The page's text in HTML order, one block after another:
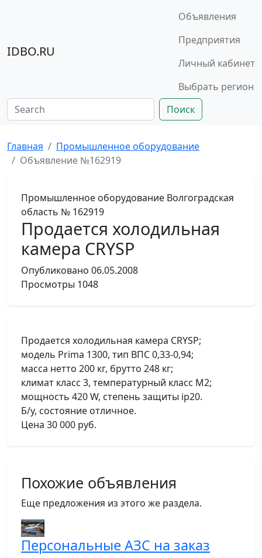
IDBO.RU
Объявления
Предприятия
Личный кабинет
Выбрать регион
Поиск
Главная
Промышленное оборудование
Объявление №162919
Промышленное оборудование Волгоградская
область № 162919
Продается холодильная
камера CRYSP
Опубликовано 06.05.2008
Просмотры 1048
Продается холодильная камера CRYSP;
модель Prima 1300, тип ВПС 0,33-0,94;
масса нетто 200 кг, брутто 248 кг;
климат класс 3, температурный класс М2;
мощность 420 W, степень защиты ip20.
Б/у, состояние отличное.
Цена 30 000 руб.
Похожие объявления
Еще предложения из этого же раздела.
Персональные АЗС на заказ